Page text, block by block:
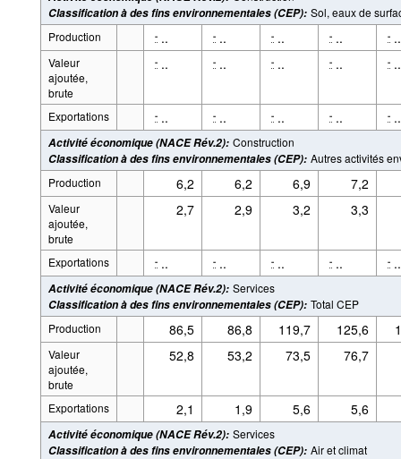
Classification à des fins environnementales (CEP): Sol, eaux de
Production
- .. - .. - .. - .. - ..
Valeur
ajoutée,
brute
- .. - .. - .. - .. - ..
Exportations - .. - .. - .. - .. - ..
Activité économique (NACE Rév.2): Construction
Classification à des fins environnementales (CEP): Autres activités
Production
6,2 6,2 6,9 7,2
Valeur
ajoutée,
brute
2,7 2,9 3,2 3,3
Exportations - .. - .. - .. - .. - ..
Activité économique (NACE Rév.2): Services
Classification à des fins environnementales (CEP): Total CEP
Production
86,5 86,8 119,7 125,6
Valeur
ajoutée,
brute
52,8 53,2 73,5 76,7
Exportations 2,1 1,9 5,6 5,6
Activité économique (NACE Rév.2): Services
Classification à des fins environnementales (CEP): Air et climat